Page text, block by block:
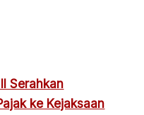
Serahkan
ke Kejaksaan